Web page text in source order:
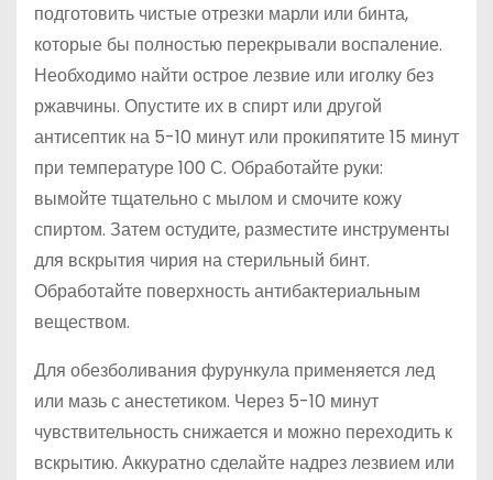
подготовить чистые отрезки марли или бинта,
которые бы полностью перекрывали воспаление.
Необходимо найти острое лезвие или иголку без
ржавчины. Опустите их в спирт или другой
антисептик на 5-10 минут или прокипятите 15 минут
при температуре 100 С. Обработайте руки:
вымойте тщательно с мылом и смочите кожу
спиртом. Затем остудите, разместите инструменты
для вскрытия чирия на стерильный бинт.
Обработайте поверхность антибактериальным
веществом.
Для обезболивания фурункула применяется лед
или мазь с анестетиком. Через 5-10 минут
чувствительность снижается и можно переходить к
вскрытию. Аккуратно сделайте надрез лезвием или